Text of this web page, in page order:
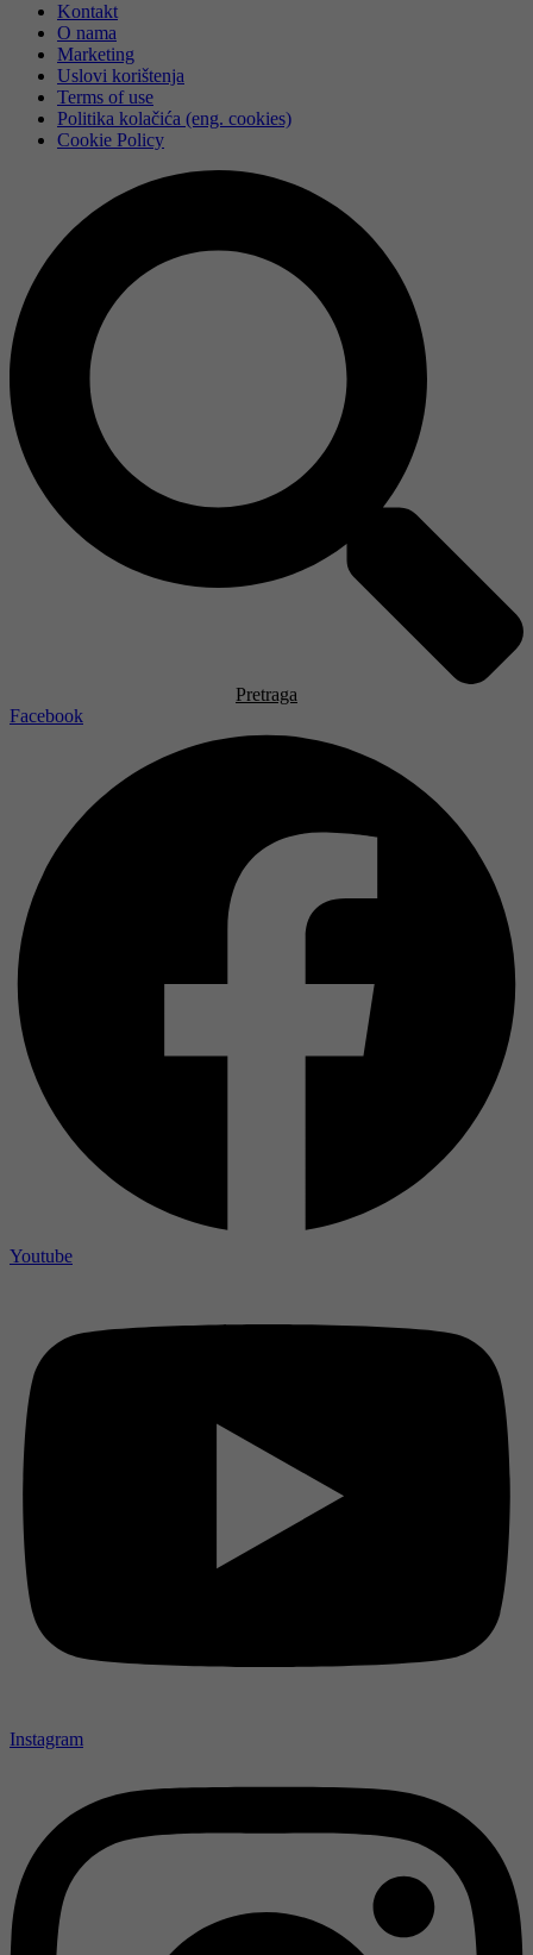
Kontakt
O nama
Marketing
Uslovi korištenja
Terms of use
Politika kolačića (eng. cookies)
Cookie Policy
Pretraga
Facebook
Youtube
Instagram